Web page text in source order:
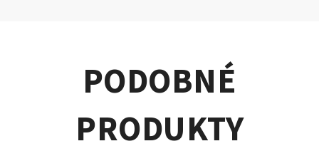
PODOBNÉ
PRODUKTY